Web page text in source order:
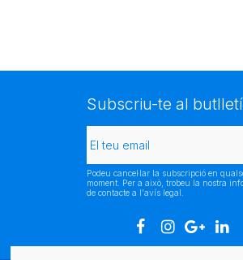
Subscriu-te al butlletí
Podeu cancel·lar la subscripció en
moment. Per a això, trobeu la nostra
de contacte a l'avís legal.